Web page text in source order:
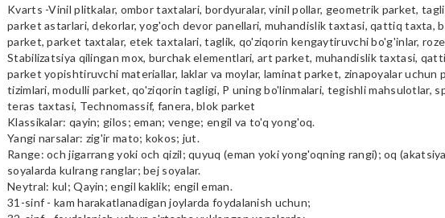
Kvarts -Vinil plitkalar, ombor taxtalari, bordyuralar, vinil pollar, geometrik parket,
parket astarlari, dekorlar, yog'och devor panellari, muhandislik taxtasi, qattiq taxta,
parket, parket taxtalar, etek taxtalari, taglik, qo'ziqorin kengaytiruvchi bo'g'inlar,
Stabilizatsiya qilingan mox, burchak elementlari, art parket, muhandislik taxtasi,
parket yopishtiruvchi materiallar, laklar va moylar, laminat parket, zinapoyalar uchun
tizimlari, modulli parket, qo'ziqorin tagligi, P uning bo'linmalari, tegishli mahsulotlar,
teras taxtasi, Technomassif, fanera, blok parket
Klassikalar: qayin; gilos; eman; venge; engil va to'q yong'oq.
Yangi narsalar: zig'ir mato; kokos; jut.
Range: och jigarrang yoki och qizil; quyuq (eman yoki yong'oqning rangi); oq
soyalarda kulrang ranglar; bej soyalar.
Neytral: kul; Qayin; engil kaklik; engil eman.
31-sinf - kam harakatlanadigan joylarda foydalanish uchun;